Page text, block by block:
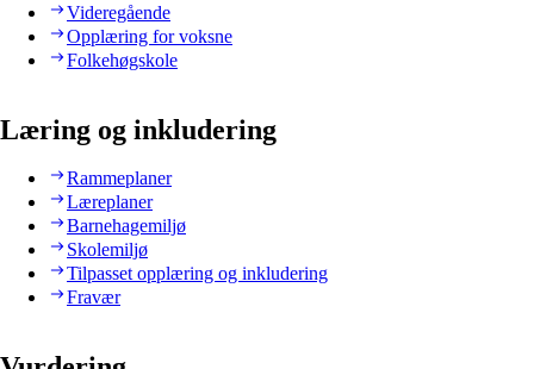
Videregående
Opplæring for voksne
Folkehøgskole
Læring og inkludering
Rammeplaner
Læreplaner
Barnehagemiljø
Skolemiljø
Tilpasset opplæring og inkludering
Fravær